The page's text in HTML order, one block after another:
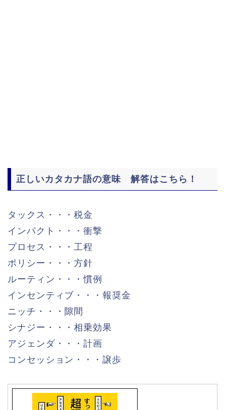
正しいカタカナ語の意味 解答はこちら！
タックス・・・税金
インパクト・・・衝撃
プロセス・・・工程
ポリシー・・・方針
ルーティン・・・慣例
インセンティブ・・・報奨金
ニッチ・・・隙間
シナジー・・・相乗効果
アジェンダ・・・計画
コンセッション・・・譲歩